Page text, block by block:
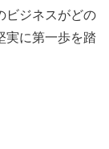
ビジネスがどの
実に第一歩を踏